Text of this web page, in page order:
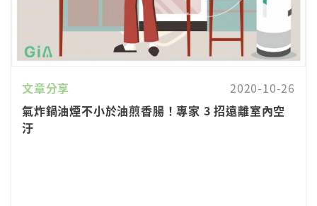
文章分享
2020-10-26
氣炸鍋油煙不小於油煎香腸！專家 3 招遠離室內空
汙